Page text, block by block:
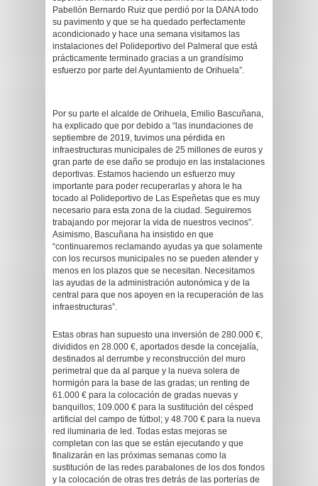
Pabellón Bernardo Ruiz que perdió por la DANA todo
su pavimento y que se ha quedado perfectamente
acondicionado y hace una semana visitamos las
instalaciones del Polideportivo del Palmeral que está
prácticamente terminado gracias a un grandísimo
esfuerzo por parte del Ayuntamiento de Orihuela”.
Por su parte el alcalde de Orihuela, Emilio Bascuñana,
ha explicado que por debido a “las inundaciones de
septiembre de 2019, tuvimos una pérdida en
infraestructuras municipales de 25 millones de euros y
gran parte de ese daño se produjo en las instalaciones
deportivas. Estamos haciendo un esfuerzo muy
importante para poder recuperarlas y ahora le ha
tocado al Polideportivo de Las Espeñetas que es muy
necesario para esta zona de la ciudad. Seguiremos
trabajando por mejorar la vida de nuestros vecinos”.
Asimismo, Bascuñana ha insistido en que
“continuaremos reclamando ayudas ya que solamente
con los recursos municipales no se pueden atender y
menos en los plazos que se necesitan. Necesitamos
las ayudas de la administración autonómica y de la
central para que nos apoyen en la recuperación de las
infraestructuras”.
Estas obras han supuesto una inversión de 280.000 €,
divididos en 28.000 €, aportados desde la concejalía,
destinados al derrumbe y reconstrucción del muro
perimetral que da al parque y la nueva solera de
hormigón para la base de las gradas; un renting de
61.000 € para la colocación de gradas nuevas y
banquillos; 109.000 € para la sustitución del césped
artificial del campo de fútbol; y 48.700 € para la nueva
red iluminaria de led. Todas estas mejoras se
completan con las que se están ejecutando y que
finalizarán en las próximas semanas como la
sustitución de las redes parabalones de los dos fondos
y la colocación de otras tres detrás de las porterías de